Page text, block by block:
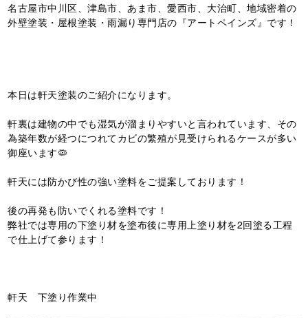
名古屋市中川区、津島市、あま市、愛西市、大治町、地域密着の
外壁塗装・屋根塗装・雨漏り専門店の『アートペインズ』です！
本日は軒天塗装のご紹介になります。
軒裏は建物の中でも湿気が溜まりやすいと言われています、その
為築年数が経つにつれてカビの繁殖が見受けられるケースが多い
御座います🦠
軒天には防かび性の強い塗料をご提案しております！
後の再発も防いでくれる塗料です！
弊社では専用の下塗り材を塗布後に専用上塗り材を2回塗る工程
で仕上げて参ります！
軒天 下塗り作業中